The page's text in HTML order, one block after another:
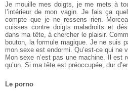
Je mouille mes doigts, je me mets à
l’intérieur de mon vagin. Je fais ça
compte que je ne ressens rien.
cuisses contre doigts maladroits et
dans ma tête, à chercher le plaisir.
bouton, la formule magique. Je ne suis
mon sexe est endormi. Qu’est-ce qui ne
Mon sexe n’est pas une machine. Il est
qu’un. Si ma tête est préoccupée, dur
Le porno